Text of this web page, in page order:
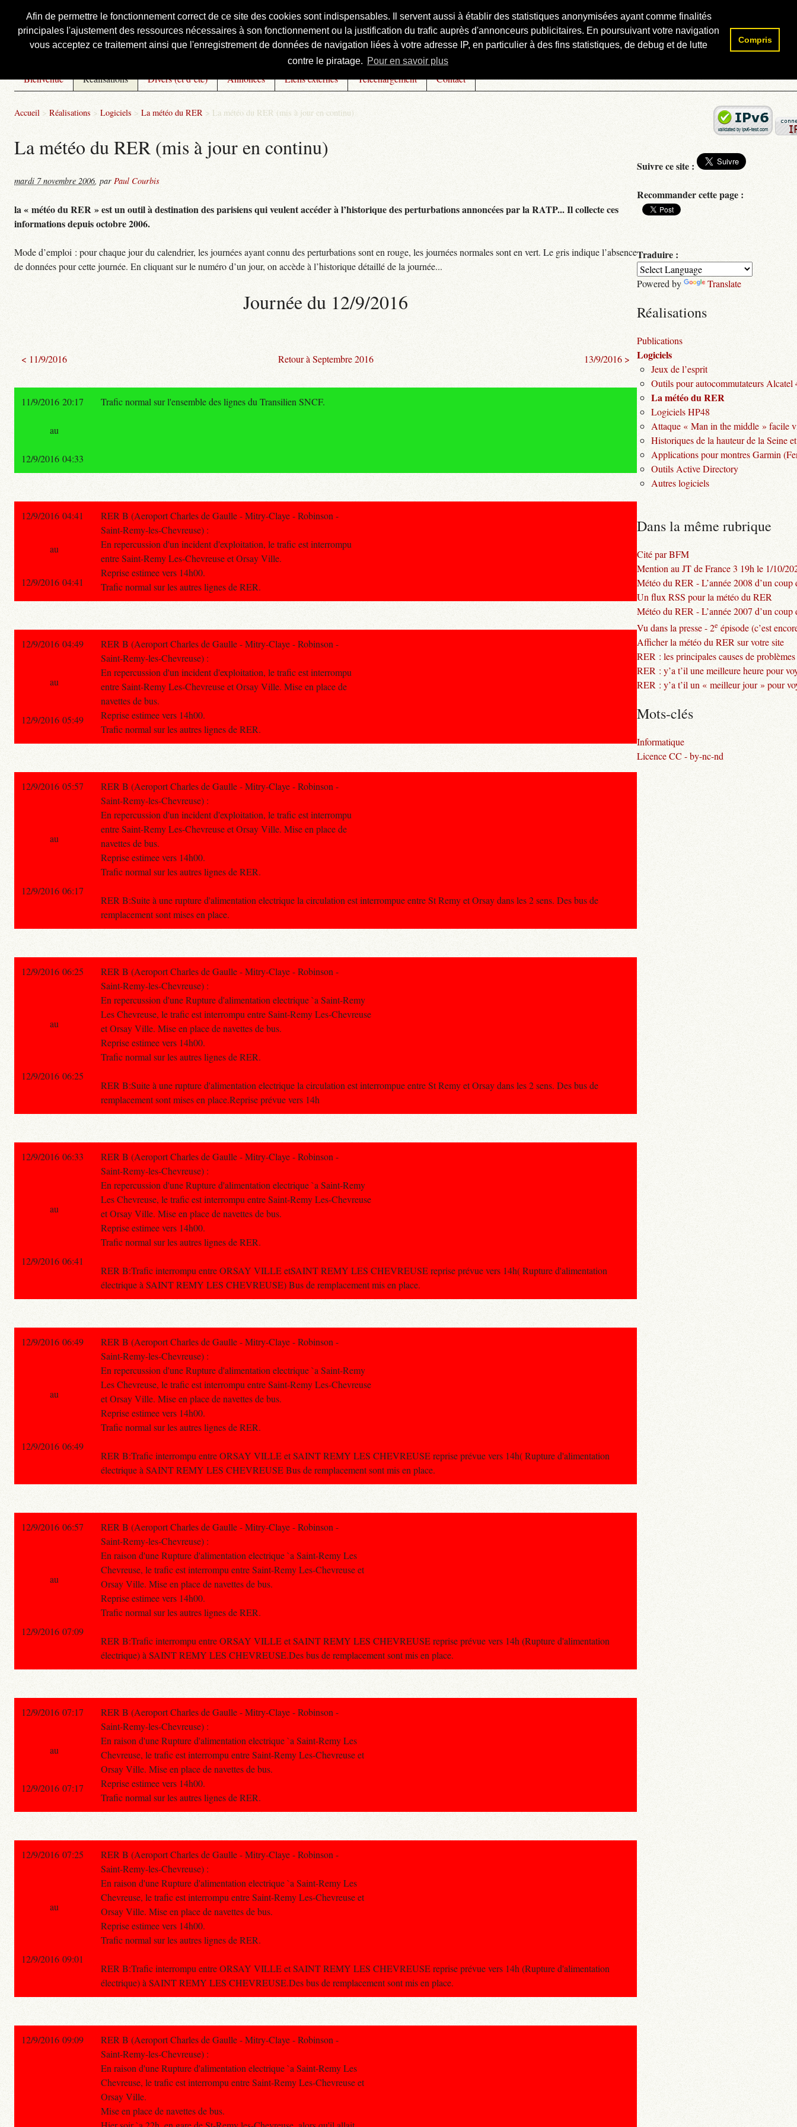
Afin de permettre le fonctionnement correct de ce site des cookies sont indispensables. Il servent aussi à établir des statistiques anonymisées ayant comme finalités
principales l'ajustement des ressources nécessaires à son fonctionnement ou la justification du trafic auprès d'annonceurs publicitaires. En poursuivant votre navigation
vous acceptez ce traitement ainsi que l'enregistrement de données de navigation liées à votre adresse IP, en particulier à des fins statistiques, de debug et de lutte
contre le piratage. Pour en savoir plus
Compris
Courbis, « LE » Blog Officiel
Bienvenue Réalisations Divers (et d’été) Annonces Liens externes Téléchargement Contact
Accueil > Réalisations > Logiciels > La météo du RER > La météo du RER (mis à jour en continu)
La météo du RER (mis à jour en continu)
mardi 7 novembre 2006, par Paul Courbis
la « météo du RER » est un outil à destination des parisiens qui veulent accéder à l’historique des perturbations annoncées par la RATP... Il collecte ces
informations depuis octobre 2006.
Mode d’emploi : pour chaque jour du calendrier, les journées ayant connu des perturbations sont en rouge, les journées normales sont en vert. Le gris indique l’absence
de données pour cette journée. En cliquant sur le numéro d’un jour, on accède à l’historique détaillé de la journée...
Journée du 12/9/2016
< 11/9/2016 Retour à Septembre 2016 13/9/2016 >
11/9/2016 20:17 Trafic normal sur l'ensemble des lignes du Transilien SNCF.
au
12/9/2016 04:33
12/9/2016 04:41
RER B (Aeroport Charles de Gaulle - Mitry-Claye - Robinson -
Saint-Remy-les-Chevreuse) :
En repercussion d'un incident d'exploitation, le trafic est interrompu
entre Saint-Remy Les-Chevreuse et Orsay Ville.
Reprise estimee vers 14h00.
Trafic normal sur les autres lignes de RER.
au
12/9/2016 04:41
12/9/2016 04:49
RER B (Aeroport Charles de Gaulle - Mitry-Claye - Robinson -
Saint-Remy-les-Chevreuse) :
En repercussion d'un incident d'exploitation, le trafic est interrompu
entre Saint-Remy Les-Chevreuse et Orsay Ville. Mise en place de
navettes de bus.
Reprise estimee vers 14h00.
Trafic normal sur les autres lignes de RER.
au
12/9/2016 05:49
12/9/2016 05:57
RER B (Aeroport Charles de Gaulle - Mitry-Claye - Robinson -
Saint-Remy-les-Chevreuse) :
En repercussion d'un incident d'exploitation, le trafic est interrompu
entre Saint-Remy Les-Chevreuse et Orsay Ville. Mise en place de
navettes de bus.
Reprise estimee vers 14h00.
Trafic normal sur les autres lignes de RER.
RER B:Suite à une rupture d'alimentation electrique la circulation est interrompue entre St Remy et Orsay dans les 2 sens. Des bus de
remplacement sont mises en place.
au
12/9/2016 06:17
12/9/2016 06:25
RER B (Aeroport Charles de Gaulle - Mitry-Claye - Robinson -
Saint-Remy-les-Chevreuse) :
En repercussion d'une Rupture d'alimentation electrique `a Saint-Remy
Les Chevreuse, le trafic est interrompu entre Saint-Remy Les-Chevreuse
et Orsay Ville. Mise en place de navettes de bus.
Reprise estimee vers 14h00.
Trafic normal sur les autres lignes de RER.
RER B:Suite à une rupture d'alimentation electrique la circulation est interrompue entre St Remy et Orsay dans les 2 sens. Des bus de
remplacement sont mises en place.Reprise prévue vers 14h
au
12/9/2016 06:25
12/9/2016 06:33
RER B (Aeroport Charles de Gaulle - Mitry-Claye - Robinson -
Saint-Remy-les-Chevreuse) :
En repercussion d'une Rupture d'alimentation electrique `a Saint-Remy
Les Chevreuse, le trafic est interrompu entre Saint-Remy Les-Chevreuse
et Orsay Ville. Mise en place de navettes de bus.
Reprise estimee vers 14h00.
Trafic normal sur les autres lignes de RER.
RER B:Trafic interrompu entre ORSAY VILLE etSAINT REMY LES CHEVREUSE reprise prévue vers 14h( Rupture d'alimentation
électrique à SAINT REMY LES CHEVREUSE) Bus de remplacement mis en place.
au
12/9/2016 06:41
12/9/2016 06:49
RER B (Aeroport Charles de Gaulle - Mitry-Claye - Robinson -
Saint-Remy-les-Chevreuse) :
En repercussion d'une Rupture d'alimentation electrique `a Saint-Remy
Les Chevreuse, le trafic est interrompu entre Saint-Remy Les-Chevreuse
et Orsay Ville. Mise en place de navettes de bus.
Reprise estimee vers 14h00.
Trafic normal sur les autres lignes de RER.
RER B:Trafic interrompu entre ORSAY VILLE et SAINT REMY LES CHEVREUSE reprise prévue vers 14h( Rupture d'alimentation
électrique à SAINT REMY LES CHEVREUSE Bus de remplacement sont mis en place.
au
12/9/2016 06:49
12/9/2016 06:57
RER B (Aeroport Charles de Gaulle - Mitry-Claye - Robinson -
Saint-Remy-les-Chevreuse) :
En raison d'une Rupture d'alimentation electrique `a Saint-Remy Les
Chevreuse, le trafic est interrompu entre Saint-Remy Les-Chevreuse et
Orsay Ville. Mise en place de navettes de bus.
Reprise estimee vers 14h00.
Trafic normal sur les autres lignes de RER.
RER B:Trafic interrompu entre ORSAY VILLE et SAINT REMY LES CHEVREUSE reprise prévue vers 14h (Rupture d'alimentation
électrique) à SAINT REMY LES CHEVREUSE.Des bus de remplacement sont mis en place.
au
12/9/2016 07:09
12/9/2016 07:17
RER B (Aeroport Charles de Gaulle - Mitry-Claye - Robinson -
Saint-Remy-les-Chevreuse) :
En raison d'une Rupture d'alimentation electrique `a Saint-Remy Les
Chevreuse, le trafic est interrompu entre Saint-Remy Les-Chevreuse et
Orsay Ville. Mise en place de navettes de bus.
Reprise estimee vers 14h00.
Trafic normal sur les autres lignes de RER.
au
12/9/2016 07:17
12/9/2016 07:25
RER B (Aeroport Charles de Gaulle - Mitry-Claye - Robinson -
Saint-Remy-les-Chevreuse) :
En raison d'une Rupture d'alimentation electrique `a Saint-Remy Les
Chevreuse, le trafic est interrompu entre Saint-Remy Les-Chevreuse et
Orsay Ville. Mise en place de navettes de bus.
Reprise estimee vers 14h00.
Trafic normal sur les autres lignes de RER.
RER B:Trafic interrompu entre ORSAY VILLE et SAINT REMY LES CHEVREUSE reprise prévue vers 14h (Rupture d'alimentation
électrique) à SAINT REMY LES CHEVREUSE.Des bus de remplacement sont mis en place.
au
12/9/2016 09:01
12/9/2016 09:09
RER B (Aeroport Charles de Gaulle - Mitry-Claye - Robinson -
Saint-Remy-les-Chevreuse) :
En raison d'une Rupture d'alimentation electrique `a Saint-Remy Les
Chevreuse, le trafic est interrompu entre Saint-Remy Les-Chevreuse et
Orsay Ville.
Mise en place de navettes de bus.
Rechercher :
Suivre ce site :
Recommander cette page :
Traduire :
Powered by Translate
Réalisations
Publications
Logiciels
Jeux de l’esprit
Outils pour autocommutateurs Alcatel
La météo du RER
Logiciels HP48
Attaque « Man in the middle » facile
Historiques de la hauteur de la Seine
Applications pour montres Garmin
Outils Active Directory
Autres logiciels
Dans la même rubrique
Cité par BFM
Mention au JT de France 3 19h le 1/10/
Météo du RER - L’année 2008 d’un coup
Un flux RSS pour la météo du RER
Météo du RER - L’année 2007 d’un coup
Vu dans la presse - 2e épisode (c’est
Afficher la météo du RER sur votre site
RER : les principales causes de problèmes
RER : y’a t’il une meilleure heure pour
RER : y’a t’il un « meilleur jour » pour
Mots-clés
Informatique
Licence CC - by-nc-nd